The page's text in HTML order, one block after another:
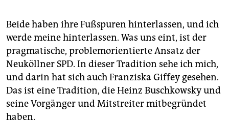
Beide haben ihre Fußspuren hinterlassen, und ich
werde meine hinterlassen. Was uns eint, ist der
pragmatische, problemorientierte Ansatz der
Neuköllner SPD. In dieser Tradition sehe ich mich,
und darin hat sich auch Franziska Giffey gesehen.
Das ist eine Tradition, die Heinz Buschkowsky und
seine Vorgänger und Mitstreiter mitbegründet
haben.